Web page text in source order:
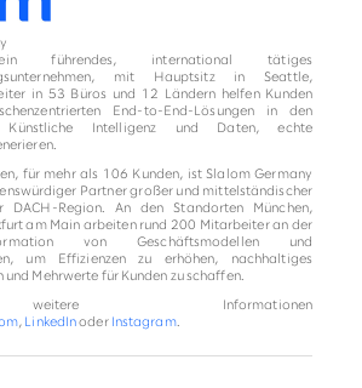
führendes, international tätiges
mit Hauptsitz in Seattle,
in 53 Büros und 12 Ländern helfen Kunden
End-to-End-Lösungen in den
Künstliche Intelligenz und Daten, echte
für mehr als 106 Kunden, ist Slalom Germany
Partner großer und mittelständischer
DACH-Region. An den Standorten München,
am Main arbeiten rund 200 Mitarbeiter an der
von Geschäftsmodellen und
um Effizienzen zu erhöhen, nachhaltiges
und Mehrwerte für Kunden zu schaffen.
Informationen
, LinkedIn oder Instagram.